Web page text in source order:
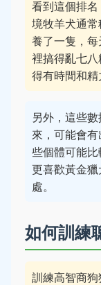
看到這個排
境牧羊犬通
養了一隻，
裡搞得亂七
得有時間和精
另外，這些
來，可能會
些個體可能
更喜歡黃金
處。
如何訓練
訓練高智商